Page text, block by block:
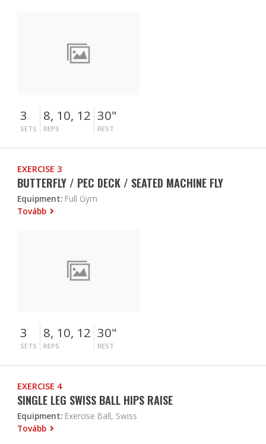
3
SETS
8, 10, 12
REPS
30"
REST
EXERCISE 3
BUTTERFLY / PEC DECK / SEATED MACHINE FLY
Equipment: Full Gym
Tovább
3
SETS
8, 10, 12
REPS
30"
REST
EXERCISE 4
SINGLE LEG SWISS BALL HIPS RAISE
Equipment: Exercise Ball, Swiss
Tovább